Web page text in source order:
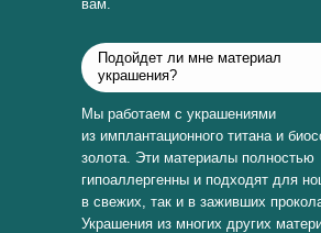
вам.
Подойдет ли мне материал
украшения?
Мы работаем с украшениями
из имплантационного титана и
золота. Эти материалы полностью
гипоаллергенны и подходят для
в свежих, так и в заживших
Украшения из многих других